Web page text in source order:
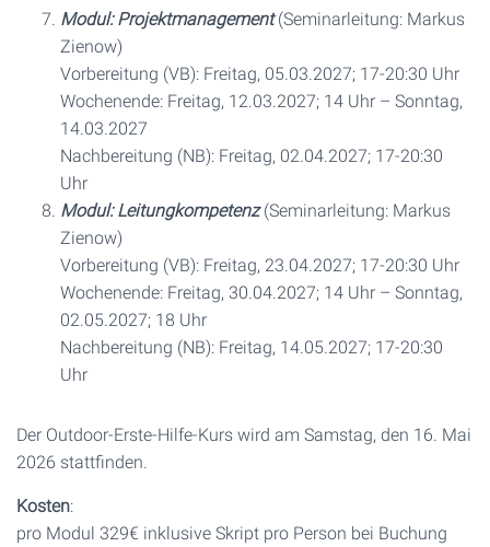
Modul: Projektmanagement(Seminarleitung: Markus
Zienow)
Vorbereitung (VB): Freitag, 05.03.2027; 17-20:30 Uhr
Wochenende: Freitag, 12.03.2027; 14 Uhr – Sonntag,
14.03.2027
Nachbereitung (NB): Freitag, 02.04.2027; 17-20:30
Uhr
Modul: Leitungkompetenz(Seminarleitung: Markus
Zienow)
Vorbereitung (VB): Freitag, 23.04.2027; 17-20:30 Uhr
Wochenende: Freitag, 30.04.2027; 14 Uhr – Sonntag,
02.05.2027; 18 Uhr
Nachbereitung (NB): Freitag, 14.05.2027; 17-20:30
Uhr
Der Outdoor-Erste-Hilfe-Kurs wird am Samstag, den 16. Mai
2026 stattfinden.
Kosten:
pro Modul 329€ inklusive Skript pro Person bei Buchung